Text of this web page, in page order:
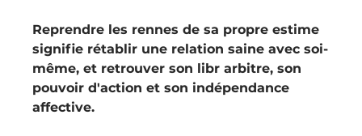
Reprendre les rennes de sa propre estime
signifie rétablir une relation saine avec soi-
même, et retrouver son libr arbitre, son
pouvoir d'action et son indépendance
affective.